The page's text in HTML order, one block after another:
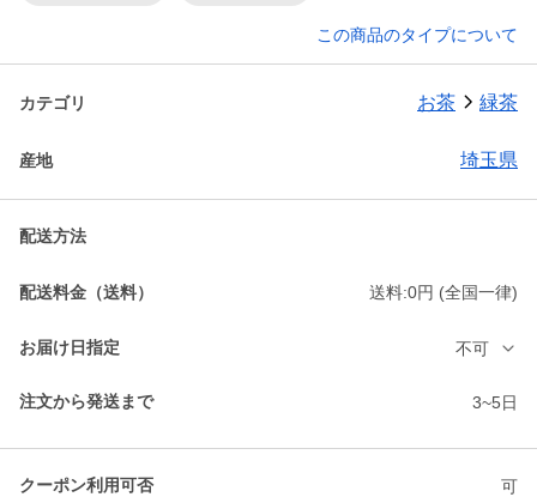
この商品のタイプについて
カテゴリ お茶 緑茶
産地 埼玉県
配送方法
配送料金（送料） 送料:0円 (全国一律)
お届け日指定 不可
注文から発送まで 3~5日
クーポン利用可否 可